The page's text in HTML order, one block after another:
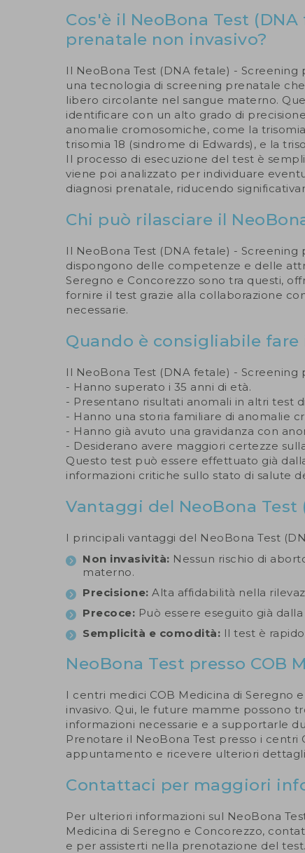
Cos'è il NeoBona Test
prenatale non invasivo?
Il NeoBona Test (DNA fetale) - Screening
una tecnologia di screening prenatale
libero circolante nel sangue materno.
identificare con un alto grado di
anomalie cromosomiche, come la
trisomia 18 (sindrome di Edwards), e la
Il processo di esecuzione del test è
viene poi analizzato per individuare
diagnosi prenatale, riducendo
Chi può rilasciare il
Il NeoBona Test (DNA fetale) -
dispongono delle competenze e delle
Seregno e Concorezzo sono tra questi,
fornire il test grazie alla collaborazione
necessarie.
Quando è consigliabile fare
Il NeoBona Test (DNA fetale) -
- Hanno superato i 35 anni di età.
- Presentano risultati anomali in altri test
- Hanno una storia familiare di anomalie
- Hanno già avuto una gravidanza con
- Desiderano avere maggiori certezze
Questo test può essere effettuato già
informazioni critiche sullo stato di salute
Vantaggi del NeoBona
I principali vantaggi del NeoBona Test
Non invasività: Nessun rischio di
materno.
Precisione:Alta affidabilità nella
Precoce: Può essere eseguito già
Semplicità e comodità: Il test è
NeoBona Test presso COB
I centri medici COB Medicina di Seregno
invasivo. Qui, le future mamme possono
informazioni necessarie e a supportarle
Prenotare il NeoBona Test presso i
appuntamento e ricevere ulteriori
Contattaci per maggiori
Per ulteriori informazioni sul NeoBona
Medicina di Seregno e Concorezzo,
e per assisterti nella prenotazione del test.